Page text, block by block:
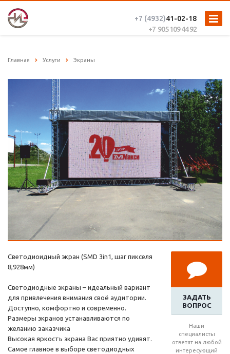
+7 (4932)41-02-18
+7 905 109 44 92
Главная Услуги Экраны
ЗАДАТЬ
ВОПРОС
Наши
специалисты
ответят на любой
интересующий
Светодиоидный экран (SMD 3in1, шаг пикселя
8,928мм)
Светодиодные экраны – идеальный вариант
для привлечения внимания своё аудитории.
Доступно, комфортно и современно.
Размеры экранов устанавливаются по
желанию заказчика
Высокая яркость экрана Вас приятно удивят.
Самое главное в выборе светодиодных